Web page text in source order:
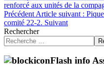
renforcé aux unités de la
Précédent Article suivant :
comité 22-2. Suivant
Rechercher
Flash info